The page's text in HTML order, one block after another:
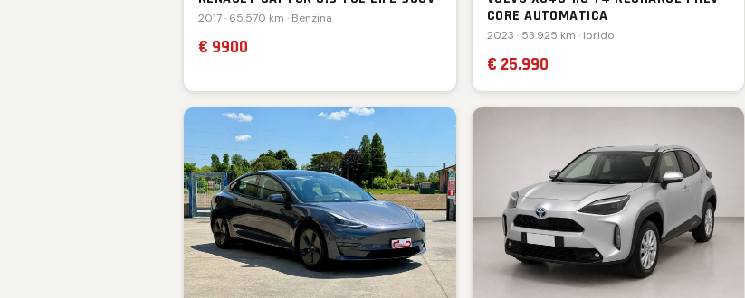
2017 · 65.570 km · Benzina
€ 9900
CORE AUTOMATICA
2023 · 53.925 km · Ibrido
€ 25.990